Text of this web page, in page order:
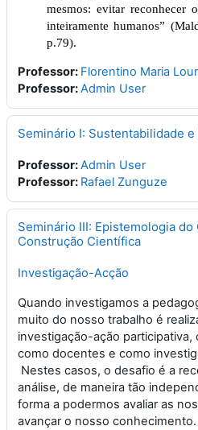
mesmos: evitar reconhecer
inteiramente humanos”
p.79).
Professor: Florentino Maria
Professor:Admin User
Seminário I: Sustentabilidade
Professor:Admin User
Professor: Rafael Zunguze
Seminário III: Epistemologia
Construção Científica
Investigação-Acção
Quando investigamos a
muito do nosso trabalho é
investigação-ação
como docentes e como
Nestes casos, o desafio é a
análise, de maneira tão
forma a podermos avaliar as
avançar o nosso conhecimento.